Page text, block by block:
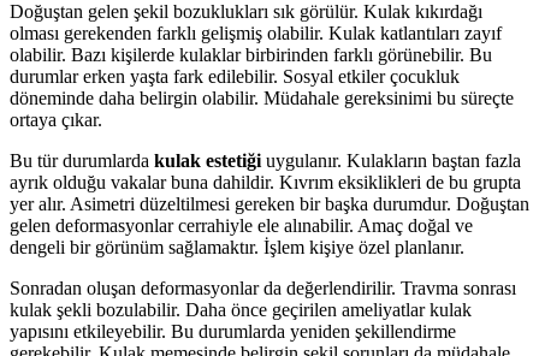
Doğuştan gelen şekil bozuklukları sık görülür. Kulak kıkırdağı
olması gerekenden farklı gelişmiş olabilir. Kulak katlantıları zayıf
olabilir. Bazı kişilerde kulaklar birbirinden farklı görünebilir. Bu
durumlar erken yaşta fark edilebilir. Sosyal etkiler çocukluk
döneminde daha belirgin olabilir. Müdahale gereksinimi bu süreçte
ortaya çıkar.
Bu tür durumlarda kulak estetiği uygulanır. Kulakların baştan fazla
ayrık olduğu vakalar buna dahildir. Kıvrım eksiklikleri de bu grupta
yer alır. Asimetri düzeltilmesi gereken bir başka durumdur. Doğuştan
gelen deformasyonlar cerrahiyle ele alınabilir. Amaç doğal ve
dengeli bir görünüm sağlamaktır. İşlem kişiye özel planlanır.
Sonradan oluşan deformasyonlar da değerlendirilir. Travma sonrası
kulak şekli bozulabilir. Daha önce geçirilen ameliyatlar kulak
yapısını etkileyebilir. Bu durumlarda yeniden şekillendirme